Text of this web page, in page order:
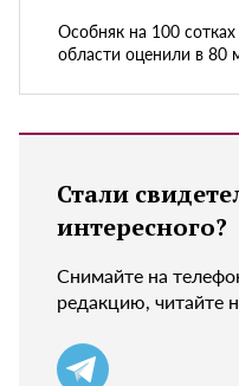
Особняк на 100
области оценили в 80
Стали
интересного?
Снимайте на
редакцию, читайте